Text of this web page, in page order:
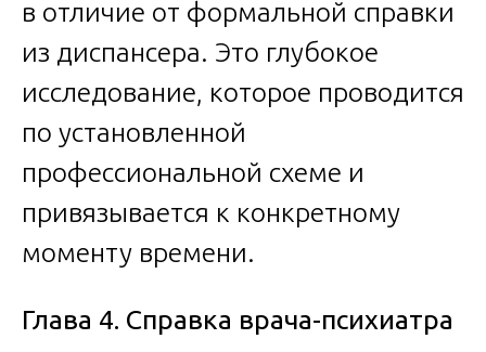
в отличие от формальной справки
из диспансера. Это глубокое
исследование, которое проводится
по установленной
профессиональной схеме и
привязывается к конкретному
моменту времени.
Глава 4. Справка врача-психиатра